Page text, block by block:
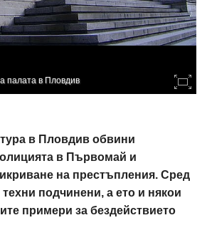
палата в Пловдив
в Пловдив обвини
в Първомай и
на престъпления. Сред
подчинени, а ето и някои
примери за бездействието